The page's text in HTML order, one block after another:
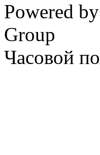
Powered by
Group
Часовой